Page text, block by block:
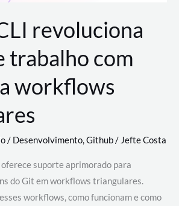
revoluciona
trabalho com
workflows
/ Desenvolvimento,Github/ Jefte Costa
suporte aprimorado para
do Git em workflows triangulares.
workflows, como funcionam e como